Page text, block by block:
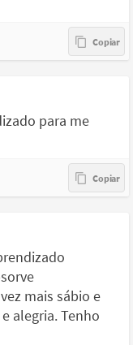
para me
mais sábio e
alegria. Tenho